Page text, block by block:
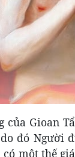
của Gioan
đó Người
có một thế